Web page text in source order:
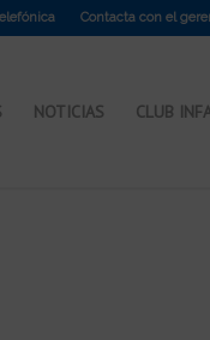
Contacta con el
NOTICIAS CLUB